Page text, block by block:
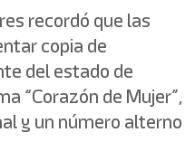
recordó que las
copia de
del estado de
“Corazón de Mujer”,
y un número alterno